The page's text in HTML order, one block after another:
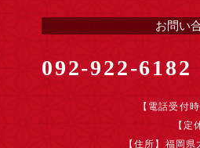
お問い
092-922-6182
【電話受付
【定
【住所】福岡